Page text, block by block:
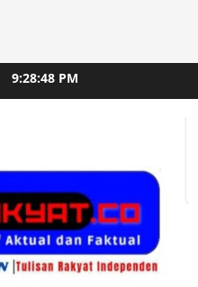
9:28:49 PM